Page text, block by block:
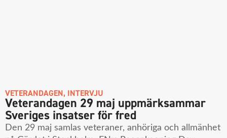
VETERANDAGEN, INTERVJU
Veterandagen 29 maj uppmärksammar
Sveriges insatser för fred
Den 29 maj samlas veteraner, anhöriga och allmänhet